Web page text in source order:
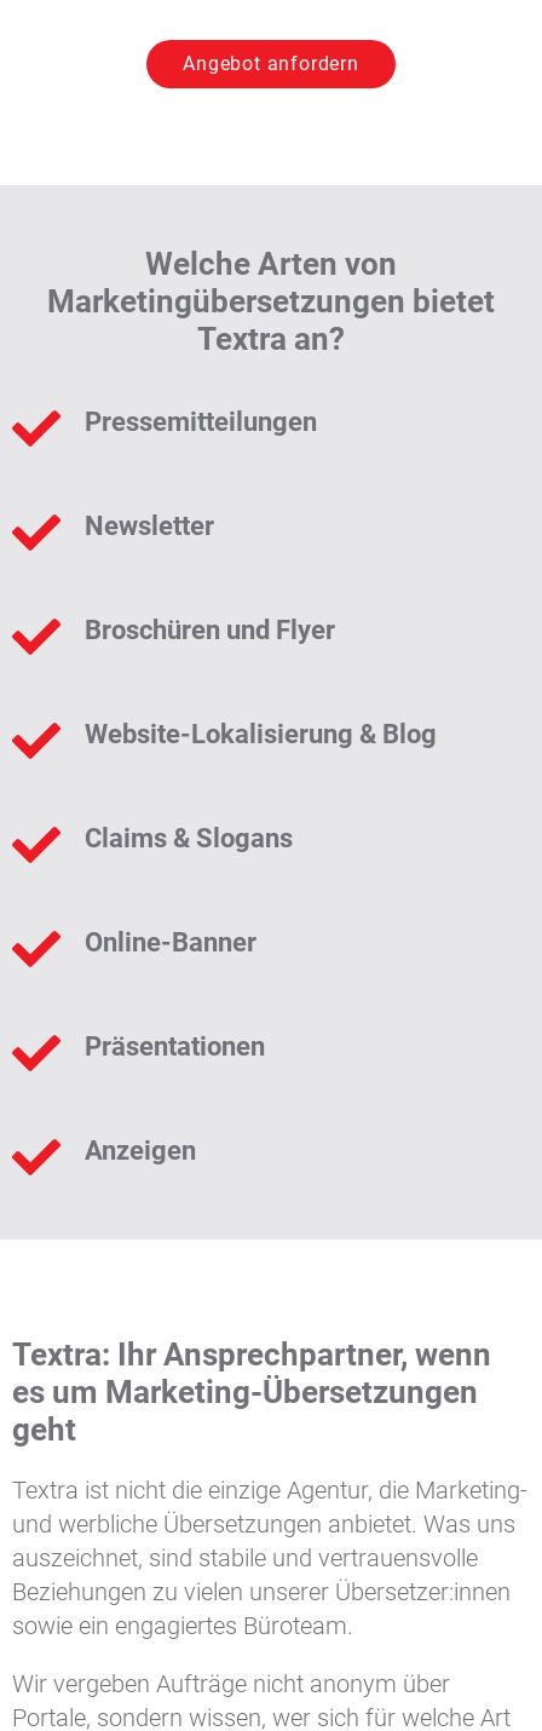
Angebot anfordern
Welche Arten von
Marketingübersetzungen bietet
Textra an?
Pressemitteilungen
Newsletter
Broschüren und Flyer
Website-Lokalisierung & Blog
Claims & Slogans
Online-Banner
Präsentationen
Anzeigen
Textra: Ihr Ansprechpartner, wenn
es um Marketing-Übersetzungen
geht
Textra ist nicht die einzige Agentur, die Marketing-
und werbliche Übersetzungen anbietet. Was uns
auszeichnet, sind stabile und vertrauensvolle
Beziehungen zu vielen unserer Übersetzer:innen
sowie ein engagiertes Büroteam.
Wir vergeben Aufträge nicht anonym über
Portale, sondern wissen, wer sich für welche Art